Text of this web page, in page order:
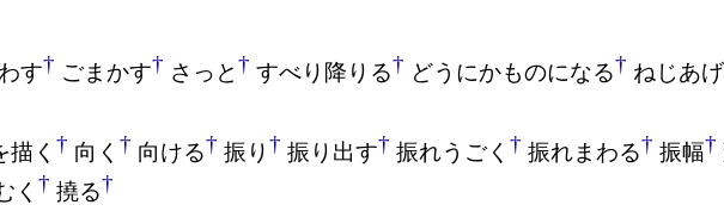
す† ごまかす† さっと† すべり降りる† どうにかものになる† ねじあ
描く † 向く † 向ける† 振り† 振り出す† 振れうごく † 振れまわる† 振幅†
く † 撓る†